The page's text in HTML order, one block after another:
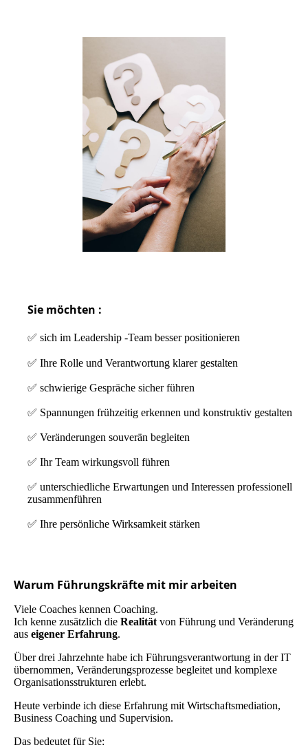
Sie möchten :
✅ sich im Leadership -Team besser positionieren
✅ Ihre Rolle und Verantwortung klarer gestalten
✅ schwierige Gespräche sicher führen
✅ Spannungen frühzeitig erkennen und konstruktiv gestalten
✅ Veränderungen souverän begleiten
✅ Ihr Team wirkungsvoll führen
✅ unterschiedliche Erwartungen und Interessen professionell
zusammenführen
✅ Ihre persönliche Wirksamkeit stärken
Warum Führungskräfte mit mir arbeiten
Viele Coaches kennen Coaching.
Ich kenne zusätzlich die Realität von Führung und Veränderung
aus eigener Erfahrung.
Über drei Jahrzehnte habe ich Führungsverantwortung in der IT
übernommen, Veränderungsprozesse begleitet und komplexe
Organisationsstrukturen erlebt.
Heute verbinde ich diese Erfahrung mit Wirtschaftsmediation,
Business Coaching und Supervision.
Das bedeutet für Sie: